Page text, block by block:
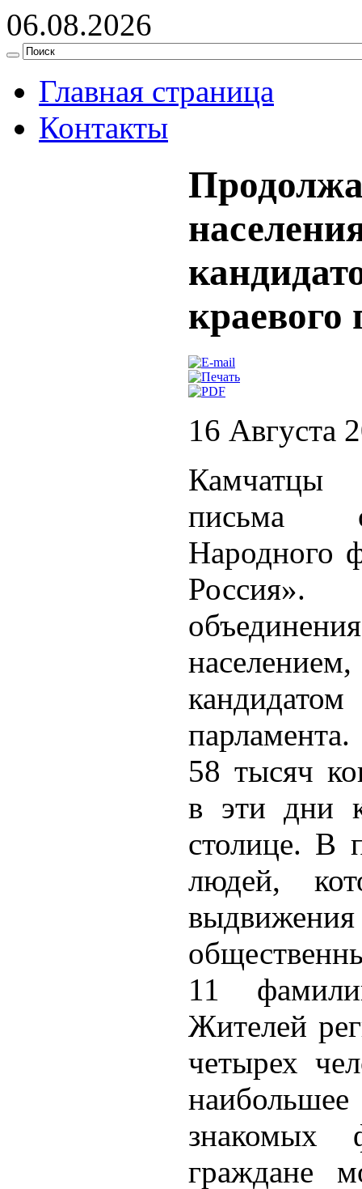
06.08.2026
Главная страница
Контакты
краевого
16 Августа
Камчатцы
письма
Народного
парламента.
58 тысяч
в эти дни
столице. В
людей,
11
Жителей
четырех
знакомых
граждане